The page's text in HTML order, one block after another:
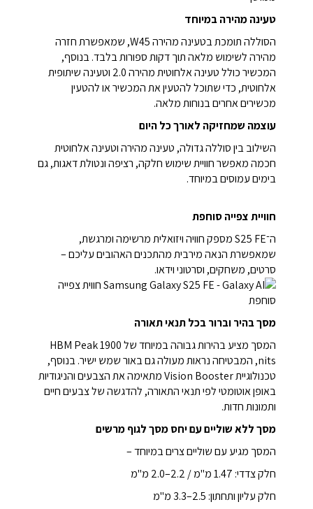
טעינה מהירה במיוחד
הסוללה תומכת בטעינה מהירה W45, שמאפשרת חזרה
מהירה לשימוש מלאה תוך דקות ספורות בלבד. בנוסף,
המכשיר כולל טעינה אלחוטית מהירה 2.0 וטעינה שיתופית
אלחוטית, כדי שתוכל להטעין את המכשיר או להטעין
מכשירים אחרים בנוחות מלאה.
עוצמה שמחזיקה לאורך כל היום
השילוב בין סוללה גדולה, טעינה מהירה וטעינה אלחוטית
חכמה מאפשר חוויית שימוש חלקה, רציפה ונטולת דאגות, גם
בימים עמוסים במיוחד.
חוויית צפייה סוחפת
ה־S25 FE מספק חוויה ויזואלית מרשימה ומרגשת,
שמאפשרת הנאה מירבית מהתכנים האהובים עליכם –
סרטים, משחקים, וסרטוני וידאו.
מסך בהיר וברור בכל תנאי תאורה
המסך מציע בהירות גבוהה במיוחד של HBM Peak 1900
nits, המבטיחה נראות מעולה גם באור שמש ישיר. בנוסף,
טכנולוגיית Vision Booster מתאימה את הצבעים והניגודיות
באופן אוטומטי לפי תנאי התאורה, להדגשה של צבעים חיים
ותמונות חדות.
מסך ללא שוליים עם יחס מסך לגוף מרשים
המסך מגיע עם שוליים צרים במיוחד –
חלק צדדי: 1.47 מ"מ / 2.2–2.0 מ"מ
חלק עליון ותחתון: 2.5–3.3 מ"מ